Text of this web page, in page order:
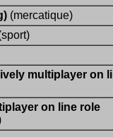
(mercatique)
multiplayer on
on line role